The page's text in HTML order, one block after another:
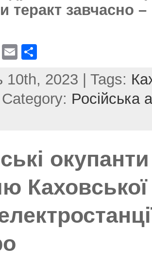
теракт завчасно
Pi
e
E
ai
l
ar
e
10th, 2023 | Tags:
Category: Російська
Каховської